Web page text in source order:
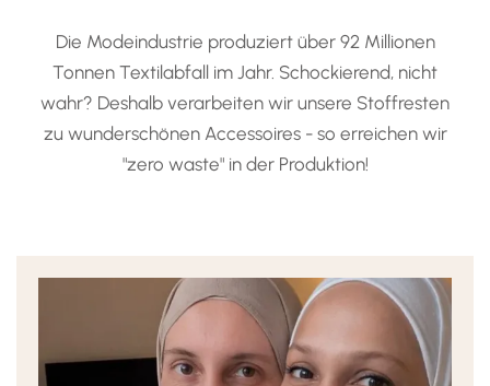
Die Modeindustrie produziert über 92 Millionen
Tonnen Textilabfall im Jahr. Schockierend, nicht
wahr? Deshalb verarbeiten wir unsere Stoffresten
zu wunderschönen Accessoires - so erreichen wir
"zero waste" in der Produktion!